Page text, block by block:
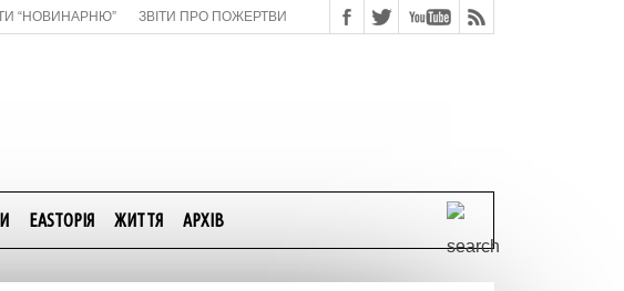
“НОВИНАРНЮ” ЗВІТИ ПРО ПОЖЕРТВИ
EASTОРІЯ ЖИТТЯ АРХІВ